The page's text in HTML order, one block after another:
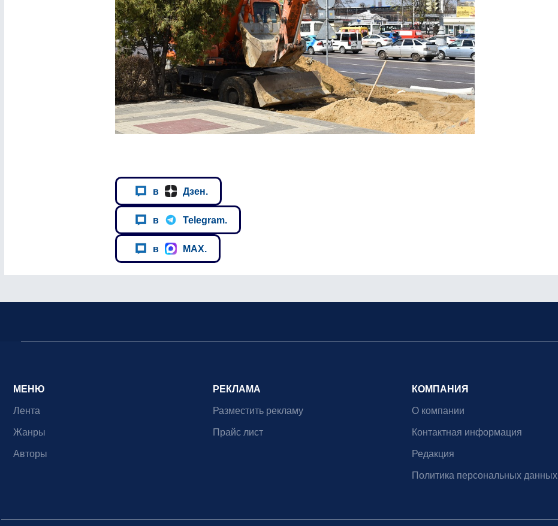
в Дзен.
в Telegram.
в MAX.
МЕНЮ
Лента
Жанры
Авторы
РЕКЛАМА
Разместить рекламу
Прайс лист
КОМПАНИЯ
О компании
Контактная информация
Редакция
Политика персональных данных